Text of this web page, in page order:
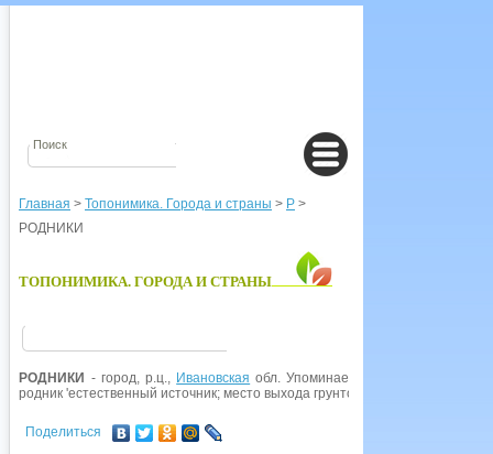
Главная > Топонимика. Города и страны > Р >
РОДНИКИ
ТОПОНИМИКА. ГОРОДА И СТРАНЫ
РОДНИКИ - город, р.ц., Ивановская обл. Упоминается как
родник 'естественный источник; место выхода грунтовых вод'.
Поделиться